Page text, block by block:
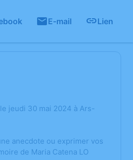
E-mail Lien
jeudi 30 mai 2024 à Ars-
anecdote ou exprimer vos
de Maria Catena LO